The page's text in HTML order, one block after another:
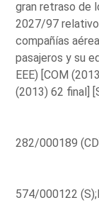
gran retraso de
2027/97
compañías
pasajeros y su
EEE) [COM
(2013) 62 final]
282/000189
574/000122